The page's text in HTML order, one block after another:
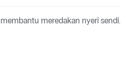
meredakan nyeri sendi.